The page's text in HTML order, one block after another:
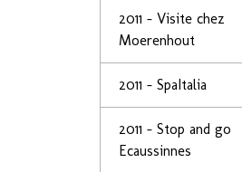
2011 - Visite chez
Moerenhout
2011 - SpaItalia
2011 - Stop and go
Ecaussinnes